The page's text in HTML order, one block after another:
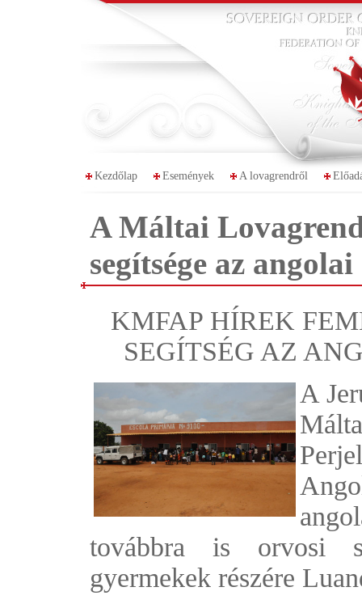
Kezdőlap Események A lovagrendről
A Máltai
segítsége az
KMFAP HÍREK
SEGÍTSÉG AZ
A
továbbra is orvosi
gyermekek részére